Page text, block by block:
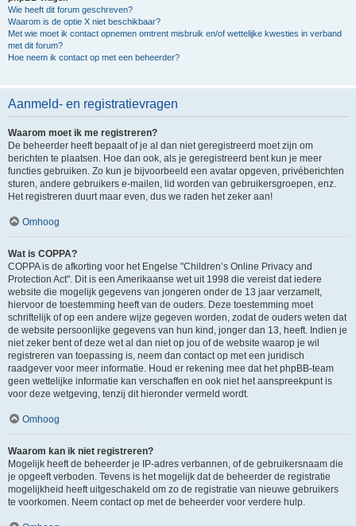
Wie heeft dit forum geschreven?
Waarom is de optie X niet beschikbaar?
Met wie moet ik contact opnemen omtrent misbruik en/of wettelijke kwesties in verband
met dit forum?
Hoe neem ik contact op met een beheerder?
Aanmeld- en registratievragen
Waarom moet ik me registreren?
De beheerder heeft bepaalt of je al dan niet geregistreerd moet zijn om
berichten te plaatsen. Hoe dan ook, als je geregistreerd bent kun je meer
functies gebruiken. Zo kun je bijvoorbeeld een avatar opgeven, privéberichten
sturen, andere gebruikers e-mailen, lid worden van gebruikersgroepen, enz.
Het registreren duurt maar even, dus we raden het zeker aan!
Omhoog
Wat is COPPA?
COPPA is de afkorting voor het Engelse "Children’s Online Privacy and
Protection Act". Dit is een Amerikaanse wet uit 1998 die vereist dat iedere
website die mogelijk gegevens van jongeren onder de 13 jaar verzamelt,
hiervoor de toestemming heeft van de ouders. Deze toestemming moet
schriftelijk of op een andere wijze gegeven worden, zodat de ouders weten dat
de website persoonlijke gegevens van hun kind, jonger dan 13, heeft. Indien je
niet zeker bent of deze wet al dan niet op jou of de website waarop je wil
registreren van toepassing is, neem dan contact op met een juridisch
raadgever voor meer informatie. Houd er rekening mee dat het phpBB-team
geen wettelijke informatie kan verschaffen en ook niet het aanspreekpunt is
voor deze wetgeving, tenzij dit hieronder vermeld wordt.
Omhoog
Waarom kan ik niet registreren?
Mogelijk heeft de beheerder je IP-adres verbannen, of de gebruikersnaam die
je opgeeft verboden. Tevens is het mogelijk dat de beheerder de registratie
mogelijkheid heeft uitgeschakeld om zo de registratie van nieuwe gebruikers
te voorkomen. Neem contact op met de beheerder voor verdere hulp.